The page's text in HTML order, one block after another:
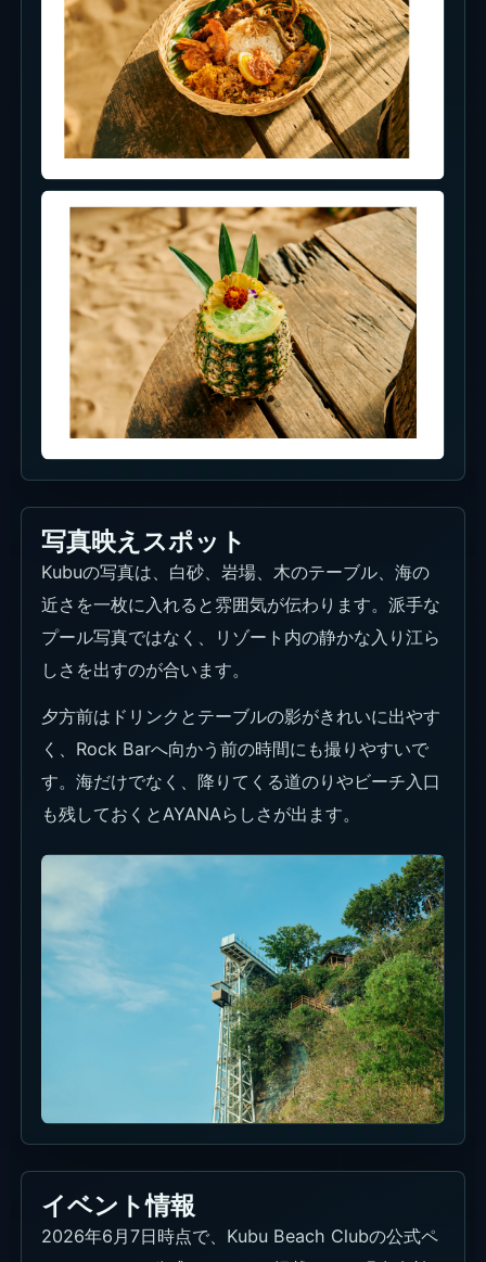
写真映えスポット
Kubuの写真は、白砂、岩場、木のテーブル、海の
近さを一枚に入れると雰囲気が伝わります。派手な
プール写真ではなく、リゾート内の静かな入り江ら
しさを出すのが合います。
夕方前はドリンクとテーブルの影がきれいに出やす
く、Rock Barへ向かう前の時間にも撮りやすいで
す。海だけでなく、降りてくる道のりやビーチ入口
も残しておくとAYANAらしさが出ます。
イベント情報
2026年6月7日時点で、Kubu Beach Clubの公式ペ